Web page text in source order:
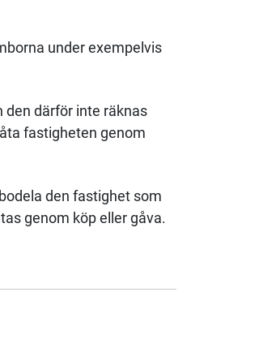
under exempelvis
därför inte räknas
fastigheten genom
den fastighet som
genom köp eller gåva.